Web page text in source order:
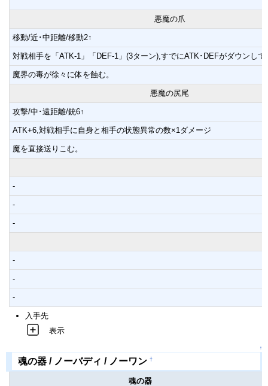
悪魔の爪
移動/近･中距離/移動2↑
対戦相手を「ATK-1」「DEF-1」(3ターン),すでにATK･DEFがダウンし
魔界の毒が徐々に体を蝕む。
悪魔の尻尾
攻撃/中･遠距離/銃6↑
ATK+6,対戦相手に自身と相手の状態異常の数×1ダメージ
魔を直接送りこむ。
-
-
-
-
-
-
入手先
表示
↑
魂の器 / ノーバディ / ノーワン †
魂の器